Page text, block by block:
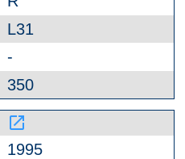
L31
-
350
launch
1995